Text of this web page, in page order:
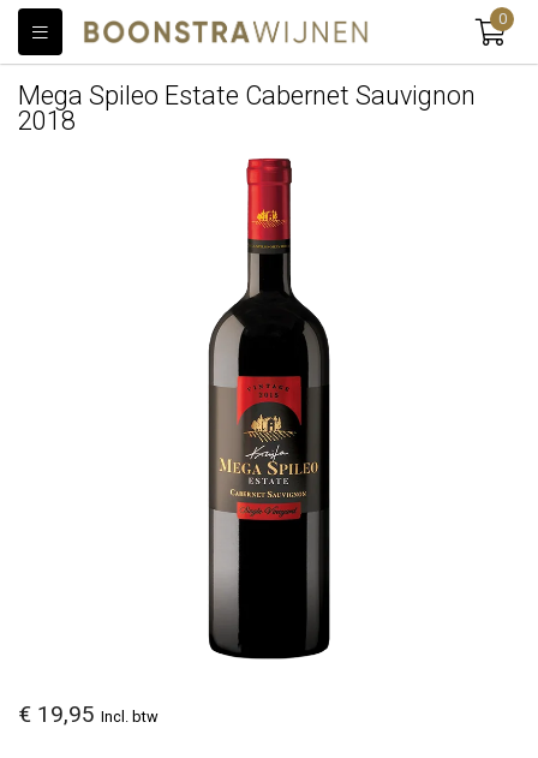
0
Mega Spileo Estate Cabernet Sauvignon
2018
€ 19,95 Incl. btw